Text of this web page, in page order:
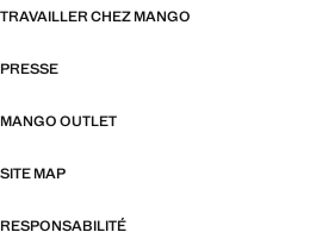
TRAVAILLER CHEZ MANGO
PRESSE
MANGO OUTLET
SITE MAP
RESPONSABILITÉ